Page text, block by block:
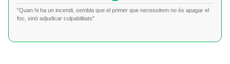
"Quan hi ha un incendi, sembla que el primer que necessitem no és apagar el
foc, sinó adjudicar culpabilitats"